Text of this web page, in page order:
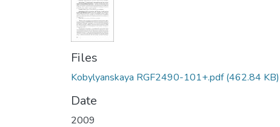
Files
Kobylyanskaya RGF2490-101+.pdf(462.84 KB)
Date
2009